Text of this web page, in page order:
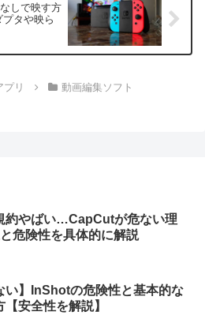
しで映す方
タや映ら
プリ 動画編集ソフト
約やばい…CapCutが危ない理
危険性を具体的に解説
い】InShotの危険性と基本的な
【安全性を解説】